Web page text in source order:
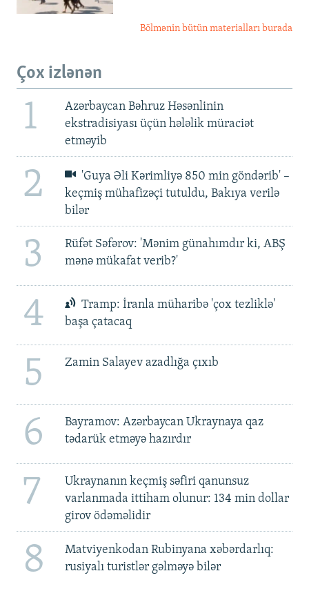
Bölmənin bütün materialları burada
Çox izlənən
1
Azərbaycan Bəhruz Həsənlinin
ekstradisiyası üçün hələlik müraciət
etməyib
2
'Guya Əli Kərimliyə 850 min göndərib' –
keçmiş mühafizəçi tutuldu, Bakıya verilə
bilər
3
Rüfət Səfərov: 'Mənim günahımdır ki, ABŞ
mənə mükafat verib?'
4
Tramp: İranla müharibə 'çox tezliklə'
başa çatacaq
5 Zamin Salayev azadlığa çıxıb
6
Bayramov: Azərbaycan Ukraynaya qaz
tədarük etməyə hazırdır
7
Ukraynanın keçmiş səfiri qanunsuz
varlanmada ittiham olunur: 134 min dollar
girov ödəməlidir
8
Matviyenkodan Rubinyana xəbərdarlıq:
rusiyalı turistlər gəlməyə bilər